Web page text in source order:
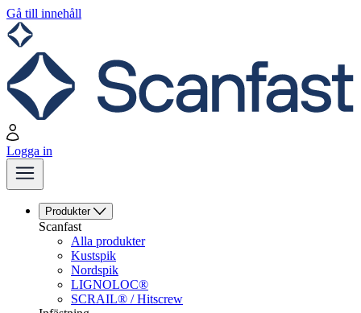
Gå till innehåll
Logga in
Produkter
Scanfast
Alla produkter
Kustspik
Nordspik
LIGNOLOC®
SCRAIL® / Hitscrew